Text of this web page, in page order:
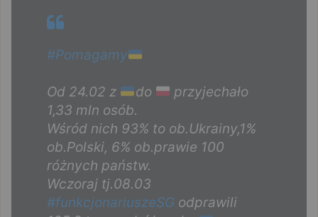
#Pomagamy
Od 24.02 z do
przyjechało
1,33 mln osób.
Wśród nich 93% to ob.Ukrainy,1%
ob.Polski, 6% ob.prawie 100
różnych państw.
Wczoraj tj.08.03
#funkcjonariuszeSG odprawili